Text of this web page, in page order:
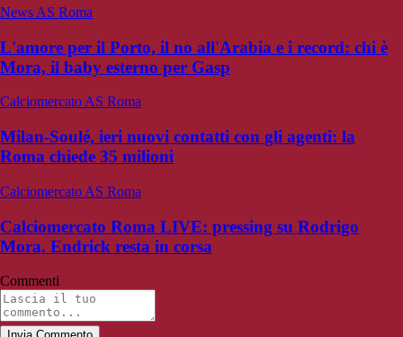
News AS Roma
L'amore per il Porto, il no all'Arabia e i record: chi è
Mora, il baby esterno per Gasp
Calciomercato AS Roma
Milan-Soulé, ieri nuovi contatti con gli agenti: la
Roma chiede 35 milioni
Calciomercato AS Roma
Calciomercato Roma LIVE: pressing su Rodrigo
Mora. Endrick resta in corsa
Commenti